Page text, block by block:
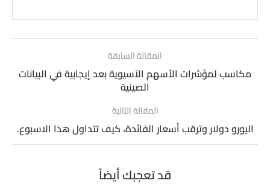
المقالة السابقة
مكاسب لمؤشرات الأسهم الآسيوية بعد إيجابية في البيانات
الصينية
المقالة التالية
اليورو دولار وترقب أسعار الفائدة، كيف تتداول هذا الاسبوع.
قد تعجبك أيضاً